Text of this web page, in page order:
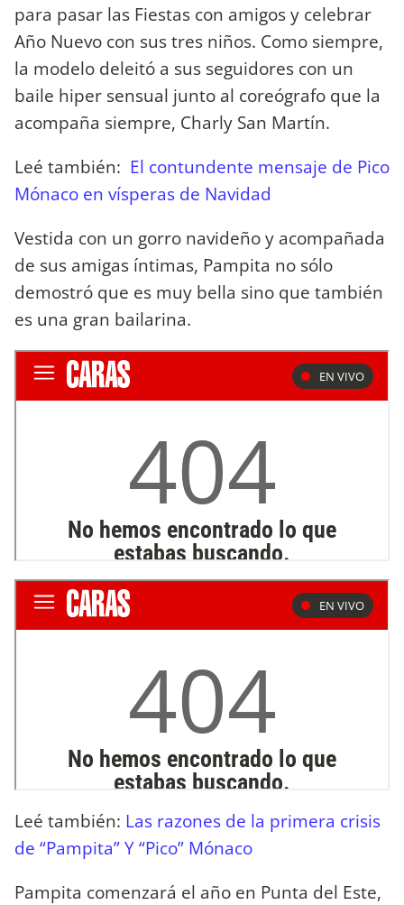
para pasar las Fiestas con amigos y celebrar
Año Nuevo con sus tres niños. Como siempre,
la modelo deleitó a sus seguidores con un
baile hiper sensual junto al coreógrafo que la
acompaña siempre, Charly San Martín.
Leé también: El contundente mensaje de Pico
Mónaco en vísperas de Navidad
Vestida con un gorro navideño y acompañada
de sus amigas íntimas, Pampita no sólo
demostró que es muy bella sino que también
es una gran bailarina.
Leé también: Las razones de la primera crisis
de “Pampita” Y “Pico” Mónaco
Pampita comenzará el año en Punta del Este,